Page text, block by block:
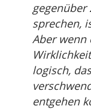
gegenüber
sprechen,
Aber wenn
logisch,
entgehen